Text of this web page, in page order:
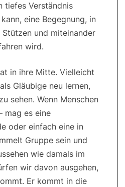
tiefes Verständnis
eine Begegnung, in
und miteinander
wird.
in ihre Mitte. Vielleicht
Gläubige neu lernen,
sehen. Wenn Menschen
mag es eine
oder einfach eine in
Gruppe sein und
wie damals im
wir davon ausgehen,
Er kommt in die